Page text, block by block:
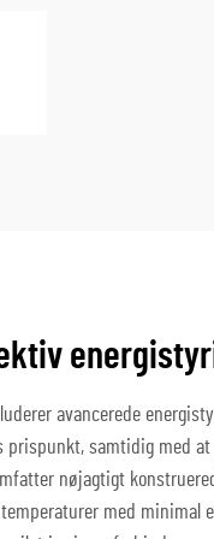
avancerede
prispunkt, samtidig med
nøjagtigt
med minimal